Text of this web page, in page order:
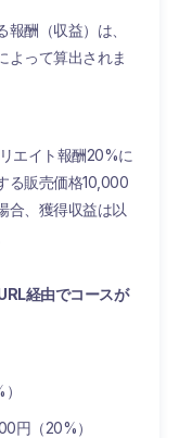
酬（収益）は、
よって算出されま
エイト報酬20%に
る販売価格10,000
合、獲得収益は以
経由でコースが
円（20%）